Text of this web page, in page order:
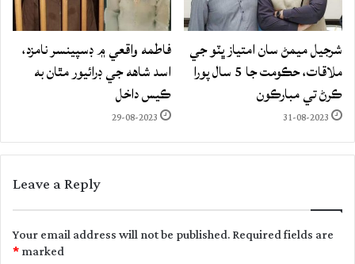
شرجيل ميمڻ سان امتياز ڀٽو جي
ملاقات، حڪومت جا 5 سال پورا
ڪرڻ تي مبارڪون
31-08-2023
فاطمه واقعي ۾ ڊسپينسر نامزد،
اسد شاهه جي ڊرائيور مٿان به
ڪيس داخل
29-08-2023
Leave a Reply
Your email address will not be published.Required fields are
marked
*